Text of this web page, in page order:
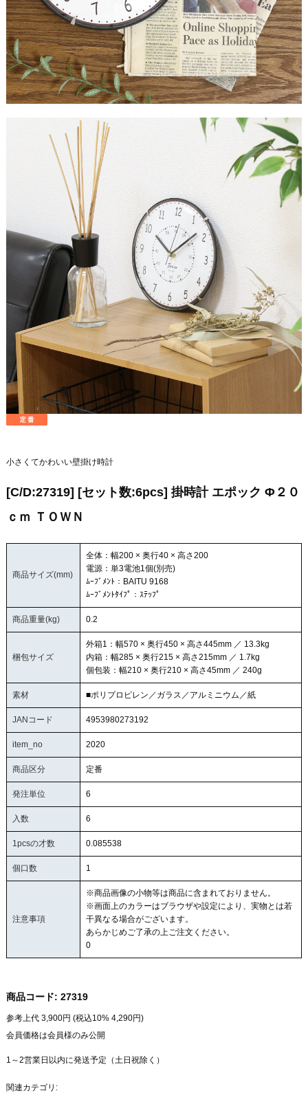
小さくてかわいい壁掛け時計
[C/D:27319] [セット数:6pcs] 掛時計 エポック Φ２０
ｃｍ ＴＯＷＮ
商品サイズ(mm)
全体：幅200 × 奥行40 × 高さ200
電源：単3電池1個(別売)
ﾑｰﾌﾞﾒﾝﾄ：BAITU 9168
ﾑｰﾌﾞﾒﾝﾄﾀｲﾌﾟ：ｽﾃｯﾌﾟ
商品重量(kg) 0.2
梱包サイズ
外箱1：幅570 × 奥行450 × 高さ445mm ／ 13.3kg
内箱：幅285 × 奥行215 × 高さ215mm ／ 1.7kg
個包装：幅210 × 奥行210 × 高さ45mm ／ 240g
素材 ■ポリプロピレン／ガラス／アルミニウム／紙
JANコード 4953980273192
item_no 2020
商品区分 定番
発注単位 6
入数 6
1pcsの才数 0.085538
個口数 1
注意事項
※商品画像の小物等は商品に含まれておりません。
※画面上のカラーはブラウザや設定により、実物とは若
干異なる場合がございます。
あらかじめご了承の上ご注文ください。
0
商品コード: 27319
参考上代 3,900円 (税込10% 4,290円)
会員価格は会員様のみ公開
1～2営業日以内に発送予定（土日祝除く）
関連カテゴリ: